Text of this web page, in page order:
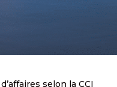
selon la CCI